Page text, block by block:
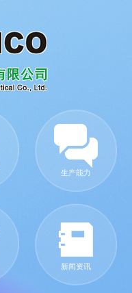
生产能力
新闻资讯